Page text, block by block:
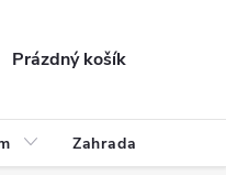
Prázdný košík
Zahrada